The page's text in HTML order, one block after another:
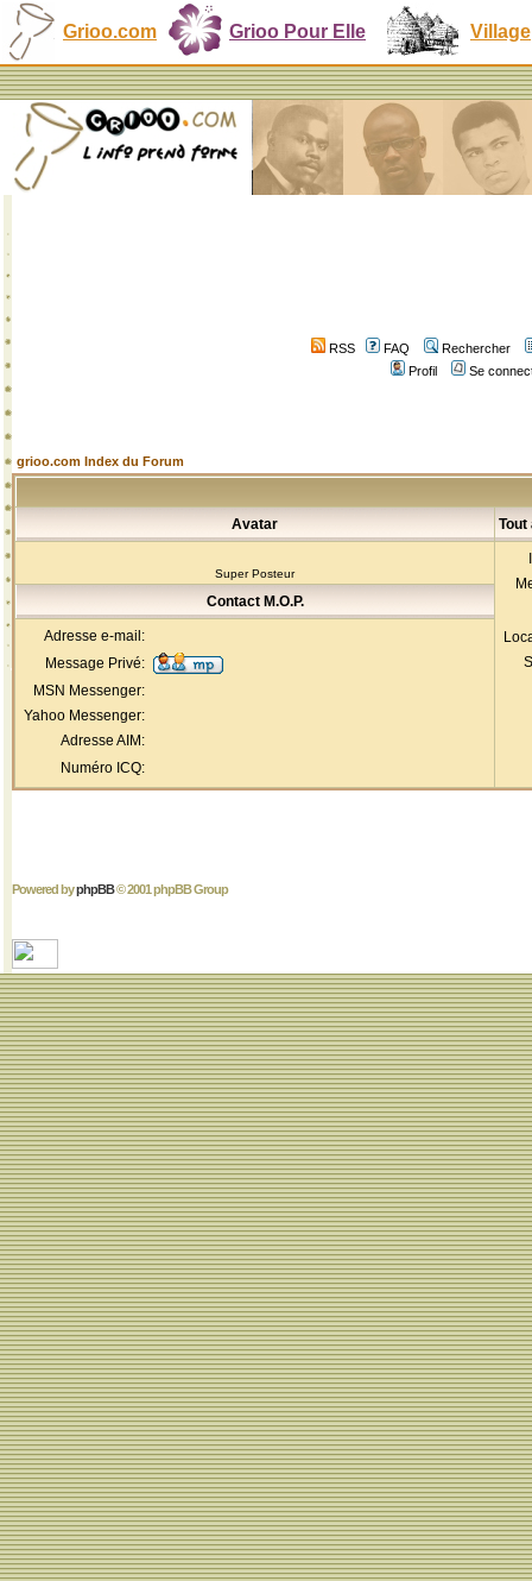
Grioo.com Grioo Pour Elle Village
RSS FAQ
Rechercher
Profil
Se
grioo.com Index du Forum
Avatar Tout
Super Posteur
Contact M.O.P.
Adresse e-mail:
Message Privé:
MSN Messenger:
Yahoo Messenger:
Adresse AIM:
Numéro ICQ:
Powered byphpBB© 2001 phpBB Group